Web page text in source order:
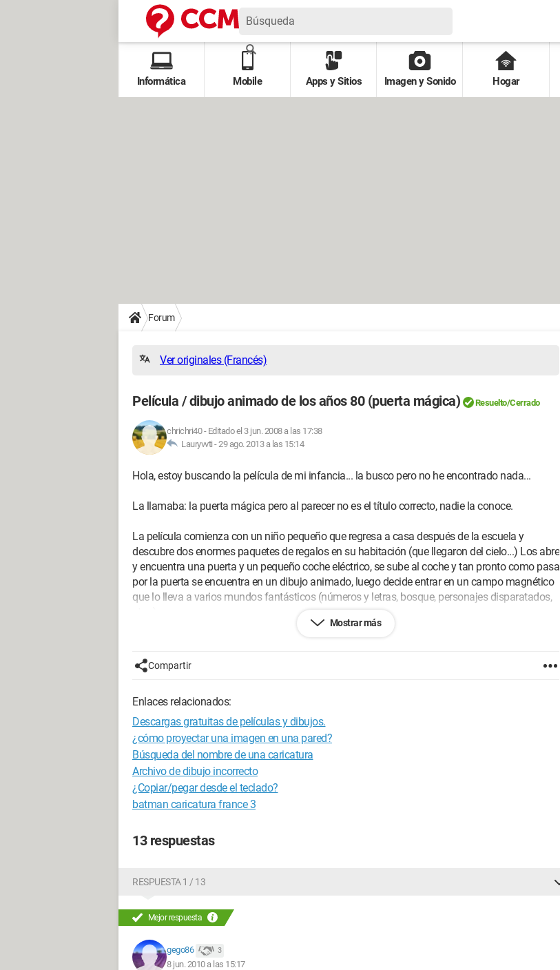
Informática Mobile Apps y Sitios Imagen y Sonido Hogar
Forum
Ver originales (Francés)
Película / dibujo animado de los años 80 (puerta mágica) Resuelto/Cerrado
chrichri40- Editado el 3 jun. 2008 a las 17:38
Lauryvvti -29 ago. 2013 a las 15:14
Hola, estoy buscando la película de mi infancia... la busco pero no he encontrado nada...
La llamaba: la puerta mágica pero al parecer no es el título correcto, nadie la conoce.
La película comienza con un niño pequeño que regresa a casa después de la escuela y
descubre dos enormes paquetes de regalos en su habitación (que llegaron del cielo...) Los abre
y encuentra una puerta y un pequeño coche eléctrico, se sube al coche y tan pronto como pasa
por la puerta se encuentra en un dibujo animado, luego decide entrar en un campo magnético
que lo lleva a varios mundos fantásticos (números y letras, bosque, personajes disparatados,
Mostrar más
Compartir
Enlaces relacionados:
Descargas gratuitas de películas y dibujos.
¿cómo proyectar una imagen en una pared?
Búsqueda del nombre de una caricatura
Archivo de dibujo incorrecto
¿Copiar/pegar desde el teclado?
batman caricatura france 3
13 respuestas
RESPUESTA 1 / 13
Mejor respuesta
gego86 3
8 jun. 2010 a las 15:17